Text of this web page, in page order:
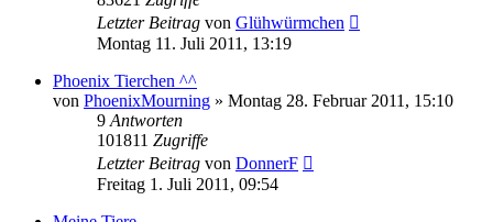
Letzter Beitrag von Glühwürmchen
Montag 11. Juli 2011, 13:19
Phoenix Tierchen ^^
von PhoenixMourning » Montag 28. Februar 2011, 15:10
9 Antworten
101811 Zugriffe
Letzter Beitrag von DonnerF
Freitag 1. Juli 2011, 09:54